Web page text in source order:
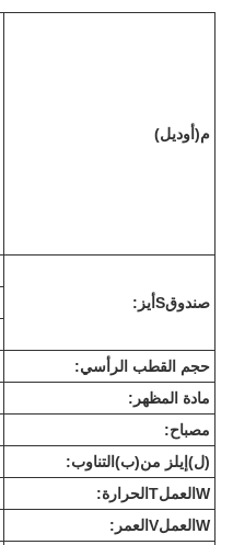
م(أوديل)
صندوقSأيز:
حجم القطب الرأسي:
مادة المظهر:
مصباح:
(ل)إيلز من(ب)التناوب:
WالعملTالحرارة:
WالعملVالعمر: